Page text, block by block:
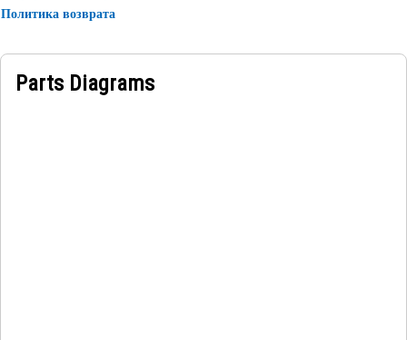
Политика возврата
Parts Diagrams